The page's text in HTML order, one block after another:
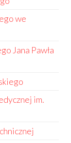
we
Jana Pawła
im.